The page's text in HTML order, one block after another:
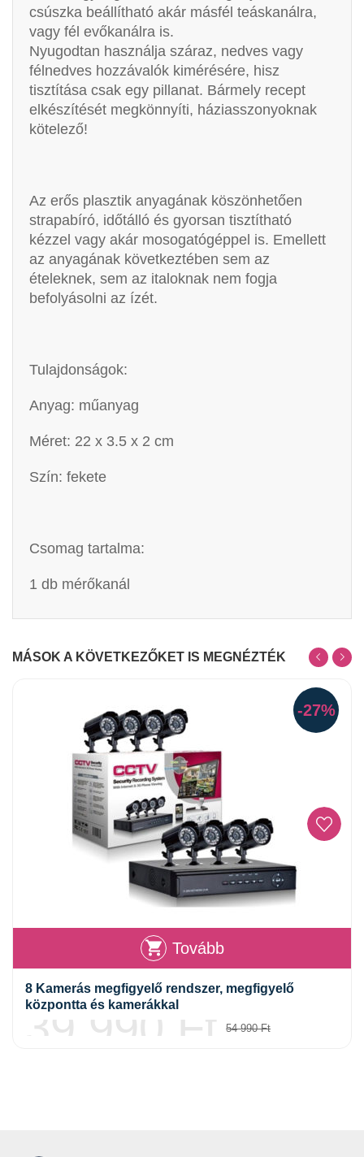
csúszka beállítható akár másfél teáskanálra,
vagy fél evőkanálra is.
Nyugodtan használja száraz, nedves vagy
félnedves hozzávalók kimérésére, hisz
tisztítása csak egy pillanat. Bármely recept
elkészítését megkönnyíti, háziasszonyoknak
kötelező!
Az erős plasztik anyagának köszönhetően
strapabíró, időtálló és gyorsan tisztítható
kézzel vagy akár mosogatógéppel is. Emellett
az anyagának következtében sem az
ételeknek, sem az italoknak nem fogja
befolyásolni az ízét.
Tulajdonságok:
Anyag: műanyag
Méret: 22 x 3.5 x 2 cm
Szín: fekete
Csomag tartalma:
1 db mérőkanál
MÁSOK A KÖVETKEZŐKET IS MEGNÉZTÉK
-27%
Tovább
8 Kamerás megfigyelő rendszer, megfigyelő
központta és kamerákkal
54 990Ft
39 990 Ft